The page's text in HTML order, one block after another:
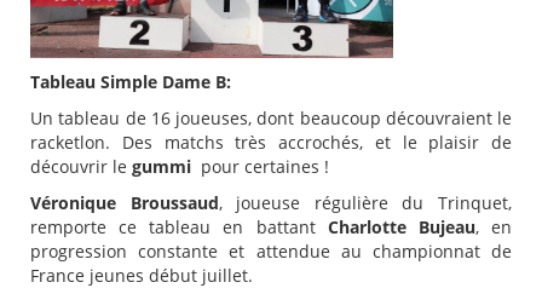
Tableau Simple Dame B:
Un tableau de 16 joueuses, dont beaucoup découvraient le
racketlon. Des matchs très accrochés, et le plaisir de
découvrir le gummi pour certaines !
Véronique Broussaud, joueuse régulière du Trinquet,
remporte ce tableau en battant Charlotte Bujeau, en
progression constante et attendue au championnat de
France jeunes début juillet.